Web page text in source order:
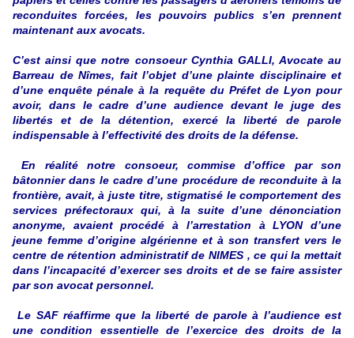
reconduites forcées, les pouvoirs publics s’en prennent
maintenant aux avocats.
C’est ainsi que notre consoeur Cynthia GALLI, Avocate au
Barreau de Nîmes, fait l’objet d’une plainte disciplinaire et
d’une enquête pénale à la requête du Préfet de Lyon pour
avoir, dans le cadre d’une audience devant le juge des
libertés et de la détention, exercé la liberté de parole
indispensable à l’effectivité des droits de la défense.
En réalité notre consoeur, commise d’office par son
bâtonnier dans le cadre d’une procédure de reconduite à la
frontière, avait, à juste titre, stigmatisé le comportement des
services préfectoraux qui, à la suite d’une dénonciation
anonyme, avaient procédé à l’arrestation à LYON d’une
jeune femme d’origine algérienne et à son transfert vers le
centre de rétention administratif de NIMES , ce qui la mettait
dans l’incapacité d’exercer ses droits et de se faire assister
par son avocat personnel.
Le SAF réaffirme que la liberté de parole à l’audience est
une condition essentielle de l’exercice des droits de la